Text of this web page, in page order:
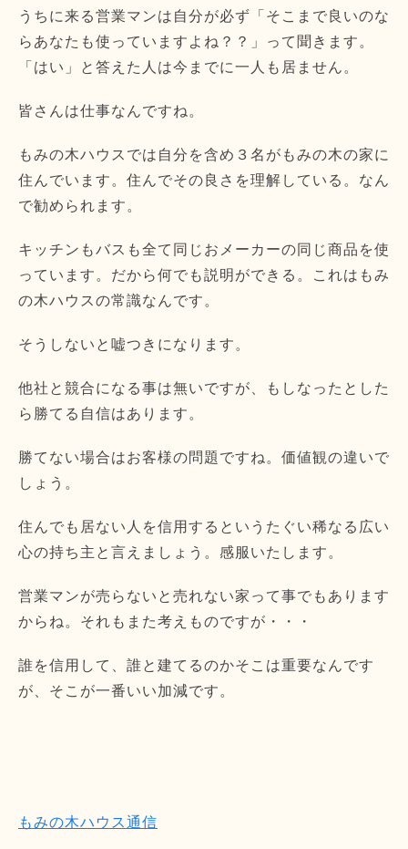
うちに来る営業マンは自分が必ず「そこまで良いのな
らあなたも使っていますよね？？」って聞きます。
「はい」と答えた人は今までに一人も居ません。
皆さんは仕事なんですね。
もみの木ハウスでは自分を含め３名がもみの木の家に
住んでいます。住んでその良さを理解している。なん
で勧められます。
キッチンもバスも全て同じおメーカーの同じ商品を使
っています。だから何でも説明ができる。これはもみ
の木ハウスの常識なんです。
そうしないと嘘つきになります。
他社と競合になる事は無いですが、もしなったとした
ら勝てる自信はあります。
勝てない場合はお客様の問題ですね。価値観の違いで
しょう。
住んでも居ない人を信用するというたぐい稀なる広い
心の持ち主と言えましょう。感服いたします。
営業マンが売らないと売れない家って事でもあります
からね。それもまた考えものですが・・・
誰を信用して、誰と建てるのかそこは重要なんです
が、そこが一番いい加減です。
もみの木ハウス通信